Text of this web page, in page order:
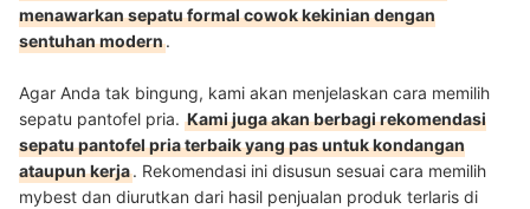
menawarkan sepatu formal cowok kekinian dengan
sentuhan modern.
Agar Anda tak bingung, kami akan menjelaskan cara memilih
sepatu pantofel pria. Kami juga akan berbagi rekomendasi
sepatu pantofel pria terbaik yang pas untuk kondangan
ataupun kerja. Rekomendasi ini disusun sesuai cara memilih
mybest dan diurutkan dari hasil penjualan produk terlaris di